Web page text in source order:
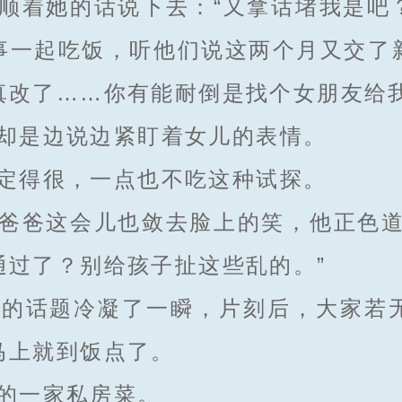
她的话说下去：“又拿话堵我是吧
一起吃饭，听他们说这两个月又交了
改了……你有能耐倒是找个女朋友给
边说边紧盯着女儿的表情。
很，一点也不吃这种试探。
这会儿也敛去脸上的笑，他正色
了？别给孩子扯这些乱的。”
题冷凝了一瞬，片刻后，大家若
就到饭点了。
家私房菜。